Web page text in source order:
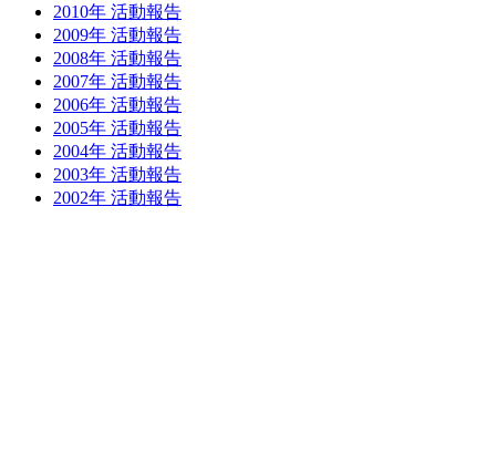
2010年 活動報告
2009年 活動報告
2008年 活動報告
2007年 活動報告
2006年 活動報告
2005年 活動報告
2004年 活動報告
2003年 活動報告
2002年 活動報告